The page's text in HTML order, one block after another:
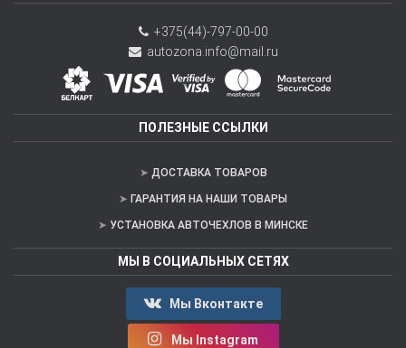
+375(44)-797-00-00
autozona.info@mail.ru
ПОЛЕЗНЫЕ ССЫЛКИ
ДОСТАВКА ТОВАРОВ
ГАРАНТИЯ НА НАШИ ТОВАРЫ
УСТАНОВКА АВТОЧЕХЛОВ В МИНСКЕ
МЫ В СОЦИАЛЬНЫХ СЕТЯХ
Мы Вконтакте
Мы Instagram